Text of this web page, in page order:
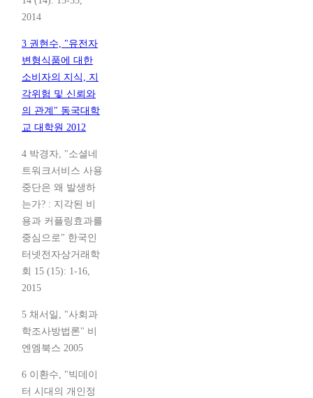
2014
3 권현수, "유전자
변형식품에 대한
소비자의 지식, 지
각위험 및 신뢰와
의 관계" 동국대학
교 대학원 2012
4 박경자, "소셜네
트워크서비스 사용
중단은 왜 발생하
는가? : 지각된 비
용과 커플링효과를
중심으로" 한국인
터넷전자상거래학
회 15 (15): 1-16,
2015
5 채서일, "사회과
학조사방법론" 비
엔엠북스 2005
6 이환수, "빅데이
터 시대의 개인정